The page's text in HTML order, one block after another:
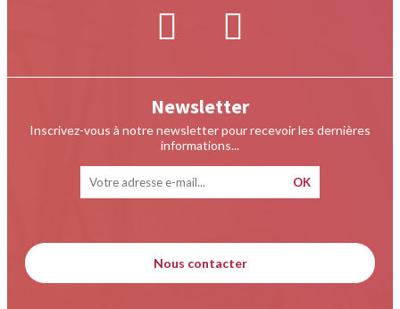
Newsletter
Inscrivez-vous à notre newsletter pour recevoir les dernières
informations...
Nous contacter